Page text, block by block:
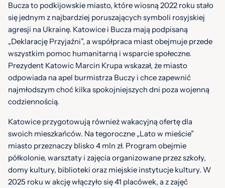
Bucza to podkijowskie miasto, które wiosną 2022 roku stało
się jednym z najbardziej poruszających symboli rosyjskiej
agresji na Ukrainę. Katowice i Bucza mają podpisaną
„Deklarację Przyjaźni”, a współpraca miast obejmuje przede
wszystkim pomoc humanitarną i wsparcie społeczne.
Prezydent Katowic Marcin Krupa wskazał, że miasto
odpowiada na apel burmistrza Buczy i chce zapewnić
najmłodszym choć kilka spokojniejszych dni poza wojenną
codziennością.
Katowice przygotowują również wakacyjną ofertę dla
swoich mieszkańców. Na tegoroczne „Lato w mieście”
miasto przeznaczy blisko 4 mln zł. Program obejmie
półkolonie, warsztaty i zajęcia organizowane przez szkoły,
domy kultury, biblioteki oraz miejskie instytucje kultury. W
2025 roku w akcję włączyło się 41 placówek, a z zajęć